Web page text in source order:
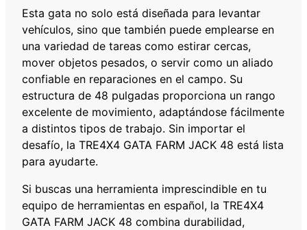
Esta gata no solo está diseñada para levantar
vehículos, sino que también puede emplearse en
una variedad de tareas como estirar cercas,
mover objetos pesados, o servir como un aliado
confiable en reparaciones en el campo. Su
estructura de 48 pulgadas proporciona un rango
excelente de movimiento, adaptándose fácilmente
a distintos tipos de trabajo. Sin importar el
desafío, la TRE4X4 GATA FARM JACK 48 está lista
para ayudarte.
Si buscas una herramienta imprescindible en tu
equipo de herramientas en español, la TRE4X4
GATA FARM JACK 48 combina durabilidad,